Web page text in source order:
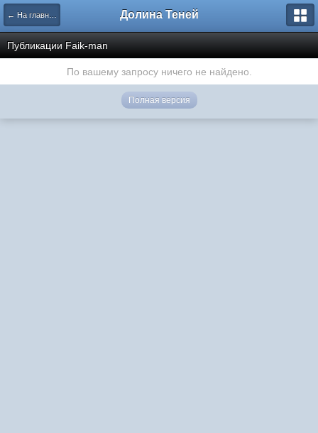
← На главную Долина Теней
Публикации Faik-man
По вашему запросу ничего не найдено.
Полная версия